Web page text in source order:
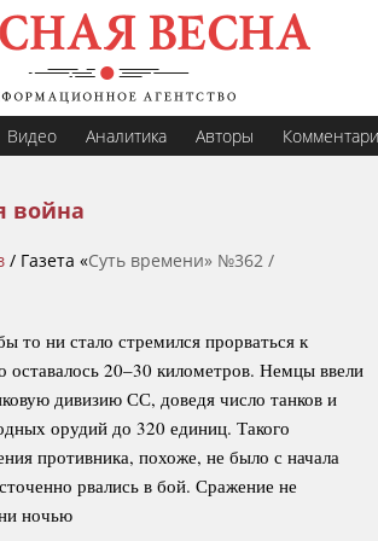
Видео Аналитика Авторы
война
/ Газета «Суть времени» №362 /
то ни стало стремился прорваться к
оставалось 20–30 километров. Немцы ввели
дивизию СС, доведя число танков и
орудий до 320 единиц. Такого
противника, похоже, не было с начала
рвались в бой. Сражение не
ночью